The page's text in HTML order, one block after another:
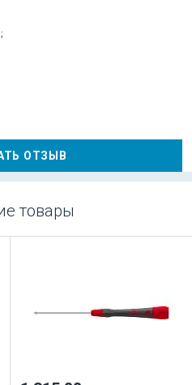
ОТЗЫВ
товары